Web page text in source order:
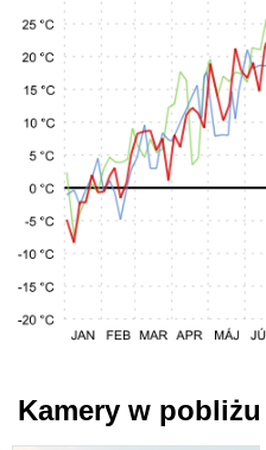
Kamery w pobliżu